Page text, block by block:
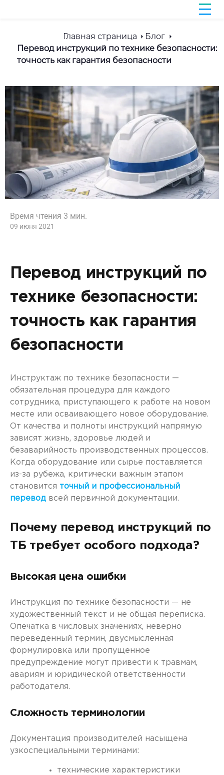
Главная страница
Блог
Перевод инструкций по технике безопасности:
точность как гарантия безопасности
Время чтения 3 мин.
09 июня 2021
Перевод инструкций по
технике безопасности:
точность как гарантия
безопасности
Инструктаж по технике безопасности —
обязательная процедура для каждого
сотрудника, приступающего к работе на новом
месте или осваивающего новое оборудование.
От качества и полноты инструкций напрямую
зависят жизнь, здоровье людей и
безаварийность производственных процессов.
Когда оборудование или сырье поставляется
из-за рубежа, критически важным этапом
становится точный и профессиональный
перевод всей первичной документации.
Почему перевод инструкций по
ТБ требует особого подхода?
Высокая цена ошибки
Инструкция по технике безопасности — не
художественный текст и не общая переписка.
Опечатка в числовых значениях, неверно
переведенный термин, двусмысленная
формулировка или пропущенное
предупреждение могут привести к травмам,
авариям и юридической ответственности
работодателя.
Сложность терминологии
Документация производителей насыщена
узкоспециальными терминами:
технические характеристики